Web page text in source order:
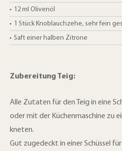
12 ml Olivenöl
1 Stück Knoblauchzehe, sehr fein
Saft einer halben Zitrone
Zubereitung Teig:
Alle Zutaten für den Teig in eine
oder mit der Küchenmaschine zu
kneten.
Gut zugedeckt in einer Schüssel